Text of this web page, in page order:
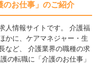
のお仕事」のご紹介
人情報サイトです。 介護福
かに、ケアマネジャー・生
など、 介護業界の職種の求
の転職に「介護のお仕事」